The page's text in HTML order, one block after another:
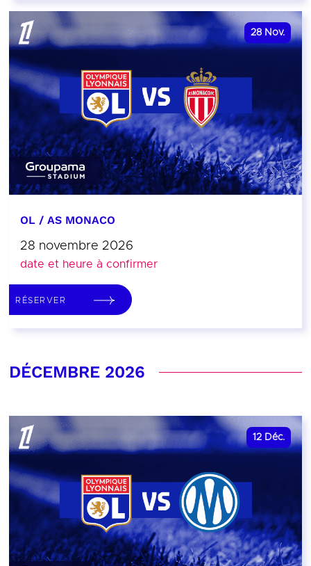
28 Nov.
OL / AS MONACO
28 novembre 2026
date et heure à confirmer
RÉSERVER
DÉCEMBRE 2026
12 Déc.